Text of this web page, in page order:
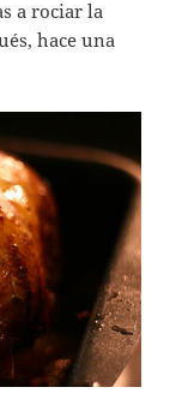
a rociar la
hace una